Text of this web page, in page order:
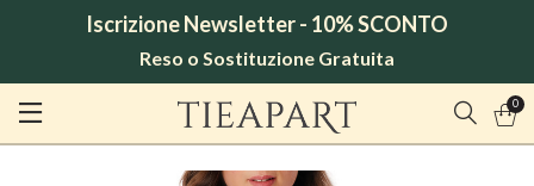
Iscrizione Newsletter - 10% SCONTO
Reso o Sostituzione Gratuita
0